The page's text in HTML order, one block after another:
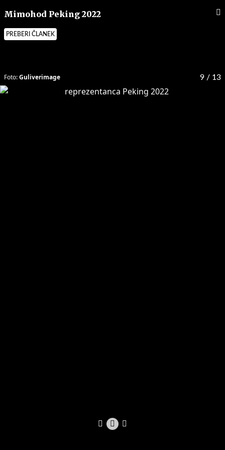
Mimohod Peking 2022
PREBERI ČLANEK
9 / 13
Foto:Guliverimage